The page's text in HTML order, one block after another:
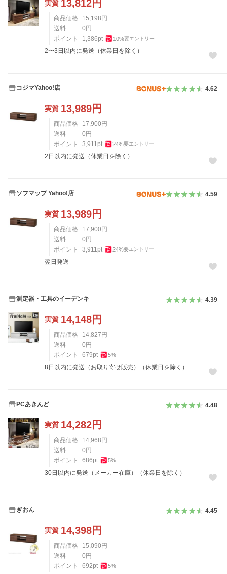
実質 13,812円
商品価格 15,198 円
送料
0 円
ポイント
1,386pt 10%要エントリー
2〜3日以内に発送（休業日を除く）
コジマYahoo!店 4.62
実質 13,989円
商品価格 17,900 円
送料
0 円
ポイント
3,911pt 24%要エントリー
2日以内に発送（休業日を除く）
ソフマップ Yahoo!店 4.59
実質 13,989円
商品価格 17,900 円
送料
0 円
ポイント
3,911pt 24%要エントリー
翌日発送
測定器・工具のイーデンキ 4.39
実質 14,148円
商品価格 14,827 円
送料
0 円
ポイント
679pt 5%
8日以内に発送（お取り寄せ販売）（休業日を除く）
PCあきんど 4.48
実質 14,282円
商品価格 14,968 円
送料
0 円
ポイント
686pt 5%
30日以内に発送（メーカー在庫）（休業日を除く）
ぎおん 4.45
実質 14,398円
商品価格 15,090 円
送料
0 円
ポイント
692pt 5%